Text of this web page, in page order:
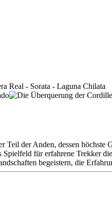
der Anden, dessen
für erfahrene Trekker
begeistern, die